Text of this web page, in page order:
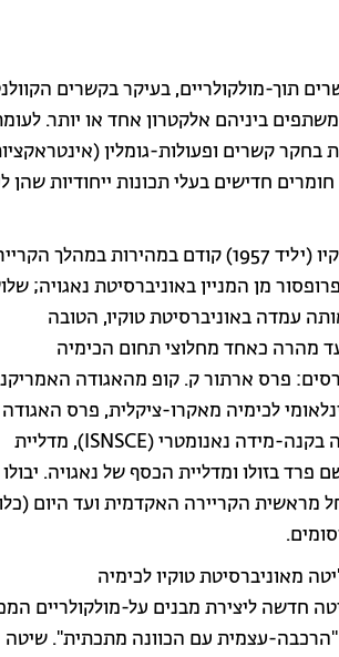
תוך-מולקולריים, בעיקר בקשרים
ביניהם אלקטרון אחד או יותר.
קשרים ופעולות-גומלין
חדישים בעלי תכונות ייחודיות שהן
מאקוטו פוג'יטה מאוניברסיטת טוקיו (יליד 1957) קודם במהירות במהלך
ובגיל 42 מונה לפרופסור מן המניין באוניברסיטת נאגויה;
התמנה לאותה עמדה באוניברסיטת טוקיו, הטובה
מהרה כאחד מחלוצי תחום הכימיה
פרס ארתור ק. קופ מהאגודה
לכימיה מאקרו-ציקלית, פרס האגודה
הבינלאומית למדע, חישוב והנדסה בקנה-מידה נאנומטרי (ISNSCE), מדליית
בזולו ומדליית הכסף של נאגויה. יבולו
מראשית הקריירה האקדמית ועד היום
מאוניברסיטת טוקיו לכימיה
חדשה ליצירת מבנים על-מולקולריים
עצמית עם הכוונה מתכתית". שיטה